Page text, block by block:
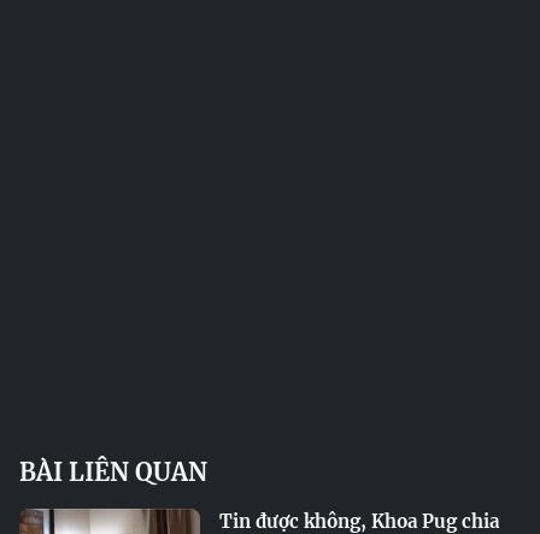
BÀI LIÊN QUAN
Tin được không, Khoa Pug chia